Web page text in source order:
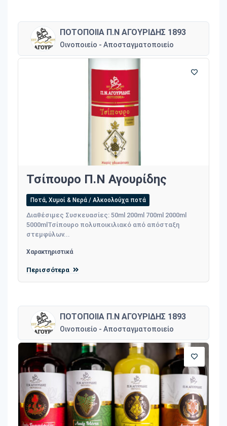
ΠΟΤΟΠΟΙΙΑ Π.Ν ΑΓΟΥΡΙΔΗΣ 1893
Οινοποιείο - Αποσταγματοποιείο
Τσίπουρο Π.Ν Αγουρίδης
Ποτά, Χυμοί & Νερά / Αλκοολούχα ποτά
Διαθέσιμες Συσκευασίες: 50ml 200ml 700ml 2000ml
5000mlΤσίπουρο πολυποικιλιακό από απόσταξη
στεμφύλων...
Χαρακτηριστικά
Περισσότερα
ΠΟΤΟΠΟΙΙΑ Π.Ν ΑΓΟΥΡΙΔΗΣ 1893
Οινοποιείο - Αποσταγματοποιείο